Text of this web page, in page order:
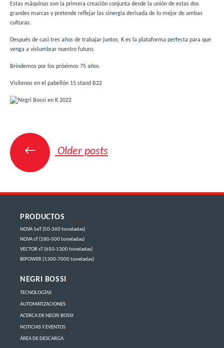
Estas máquinas son la primera creación conjunta desde la unión de estas dos
grandes marcas y pretende reflejar las sinergia derivada de lo mejor de ambas
culturas.
Después de casi tres años de trabajar juntos, K es la plataforma perfecta para que
venga a vislumbrar nuestro futuro.
Brindemos por los próximos 75 años.
Visítenos en el pabellón 15 stand B22
Posts
navigation
← Older posts
PRODUCTOS
NOVA 5eT (50-360 toneladas)
NOVA sT (180-500 toneladas)
VECTOR sT (650-1300 toneladas)
BIPOWER (1300-7000 toneladas)
NEGRI BOSSI
TECNOLOGÍAS
AUTOMATIZACIONES
ACERCA DE NEGRI BOSSI
NOTICIAS Y EVENTOS
ÁREA DE DESCARGA